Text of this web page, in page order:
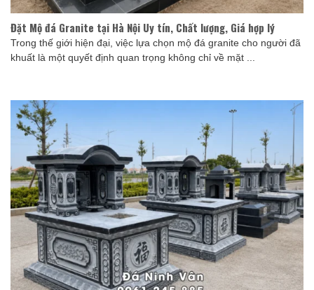
Đặt Mộ đá Granite tại Hà Nội Uy tín, Chất lượng, Giá hợp lý
Trong thế giới hiện đại, việc lựa chọn mộ đá granite cho người đã
khuất là một quyết định quan trọng không chỉ về mặt ...